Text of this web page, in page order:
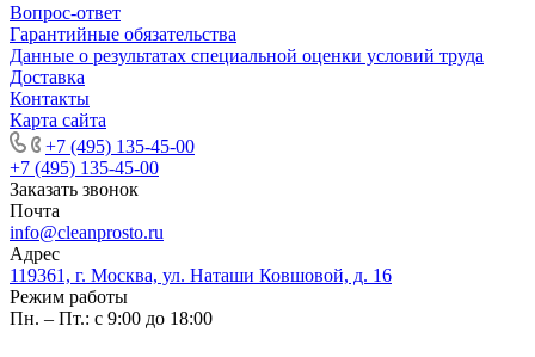
Вопрос-ответ
Гарантийные обязательства
Данные о результатах специальной оценки условий труда
Доставка
Контакты
Карта сайта
+7 (495) 135-45-00
+7 (495) 135-45-00
Заказать звонок
Почта
info@cleanprosto.ru
Адрес
119361, г. Москва, ул. Наташи Ковшовой, д. 16
Режим работы
Пн. – Пт.: с 9:00 до 18:00